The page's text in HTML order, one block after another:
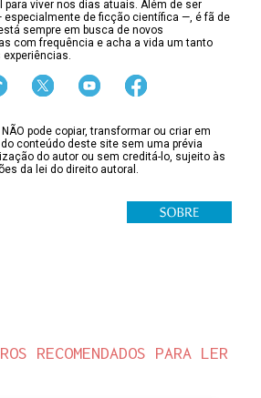
viver nos dias atuais. Além de ser
de ficção científica —, é fã de
sempre em busca de novos
com frequência e acha a vida um tanto
experiências.
pode copiar, transformar ou criar em
conteúdo deste site sem uma prévia
do autor ou sem creditá-lo, sujeito às
da lei do direito autoral.
RECOMENDADOS PARA LER